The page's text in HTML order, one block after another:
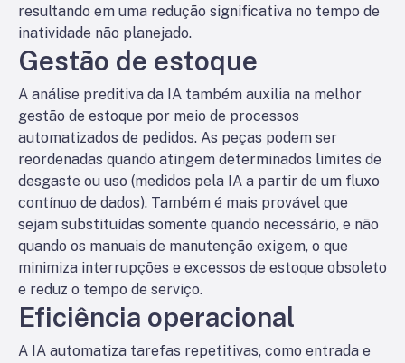
resultando em uma redução significativa no tempo de
inatividade não planejado.
Gestão de estoque
A análise preditiva da IA também auxilia na melhor
gestão de estoque por meio de processos
automatizados de pedidos. As peças podem ser
reordenadas quando atingem determinados limites de
desgaste ou uso (medidos pela IA a partir de um fluxo
contínuo de dados). Também é mais provável que
sejam substituídas somente quando necessário, e não
quando os manuais de manutenção exigem, o que
minimiza interrupções e excessos de estoque obsoleto
e reduz o tempo de serviço.
Eficiência operacional
A IA automatiza tarefas repetitivas, como entrada e